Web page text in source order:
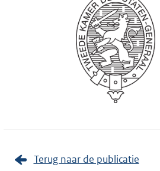
Terug naar de publicatie